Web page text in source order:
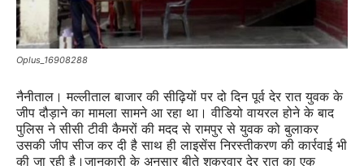
Oplus_16908288
नैनीताल। मल्लीताल बाजार की सीढ़ियों पर दो दिन पूर्व देर रात युवक के
जीप दौड़ाने का मामला सामने आ रहा था। वीडियो वायरल होने के बाद
पुलिस ने सीसी टीवी कैमरों की मदद से रामपुर से युवक को बुलाकर
उसकी जीप सीज कर दी है साथ ही लाइसेंस निरस्तीकरण की कार्रवाई भी
की जा रही है।जानकारी के अनुसार बीते शुक्रवार देर रात का एक